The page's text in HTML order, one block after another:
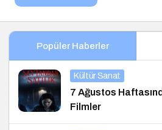
Popüler Haberler
Kültür Sanat
7 Ağustos
Filmler